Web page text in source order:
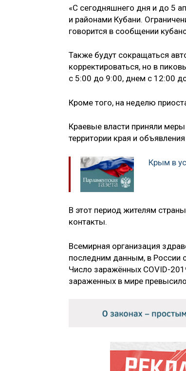
«С сегодняшнего дня и до 5
и районами Кубани.
говорится в сообщении
Также будут сокращаться
корректироваться, но в
с 5:00 до 9:00, днем с 12:00
Кроме того, на неделю
Краевые власти приняли
территории края и
Крым в
В этот период жителям
контакты.
Всемирная организация
последним данным, в России
Число заражённых COVID-
зараженных в мире